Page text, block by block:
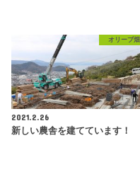
オリーブ畑
2021.2.26
新しい農舎を建てています！